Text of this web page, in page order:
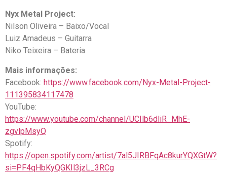
Nyx Metal Project:
Nilson Oliveira – Baixo/Vocal
Luiz Amadeus – Guitarra
Niko Teixeira – Bateria
Mais informações:
Facebook: https://www.facebook.com/Nyx-Metal-Project-
111395834117478
YouTube:
https://www.youtube.com/channel/UCIlb6dliR_MhE-
zgvlpMsyQ
Spotify:
https://open.spotify.com/artist/7al5JIRBFqAc8kurYQXGtW?
si=PF4qHbKyQGKIl3jzL_3RCg